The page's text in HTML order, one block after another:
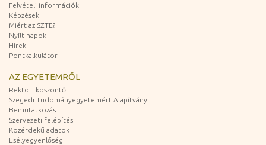
Felvételi információk
Képzések
Miért az SZTE?
Nyílt napok
Hírek
Pontkalkulátor
AZ EGYETEMRŐL
Rektori köszöntő
Szegedi Tudományegyetemért Alapítvány
Bemutatkozás
Szervezeti felépítés
Közérdekű adatok
Esélyegyenlőség